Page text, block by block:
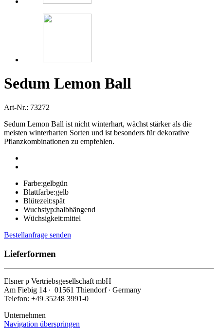
Sedum Lemon Ball
Art-Nr.: 73272
Sedum Lemon Ball ist nicht winterhart, wächst stärker als die
meisten winterharten Sorten und ist besonders für dekorative
Pflanzkombinationen zu empfehlen.
Farbe:gelbgün
Blattfarbe:gelb
Blütezeit:spät
Wuchstyp:halbhängend
Wüchsigkeit:mittel
Bestellanfrage senden
Lieferformen
Elsnerp Vertriebsgesellschaft mbH
Am Fiebig 14 ∙ 01561 Thiendorf ∙ Germany
Telefon: +49 35248 3991-0
Unternehmen
Navigation überspringen